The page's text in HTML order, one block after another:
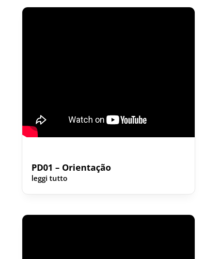
PD01 – Orientação
leggi tutto